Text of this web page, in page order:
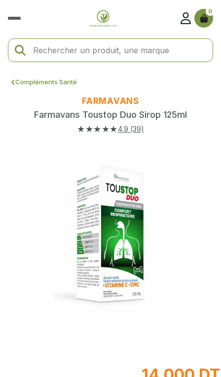
0
Compléments Santé
FARMAVANS
Farmavans Toustop Duo Sirop 125ml
★★★★★4.9 (39)